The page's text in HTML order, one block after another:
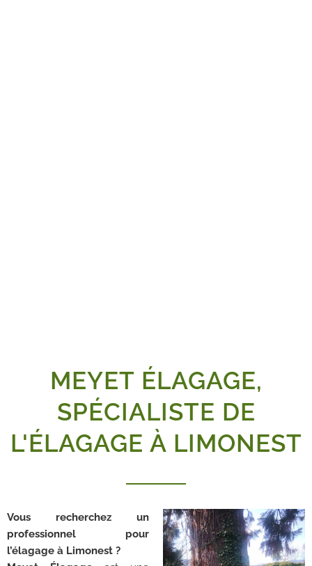
MEYET ÉLAGAGE,
SPÉCIALISTE DE
L'ÉLAGAGE À LIMONEST
Vous recherchez un
professionnel pour
l’élagage à Limonest ?